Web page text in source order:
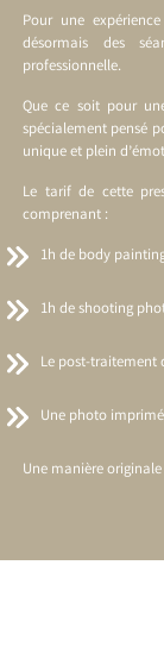
Pour une
désormais des
professionnelle.
Que ce soit pour
spécialement pensé
unique et plein
Le tarif de cette
comprenant :
1h de body
1h de shooting
Le post-traitement
Une photo
Une manière